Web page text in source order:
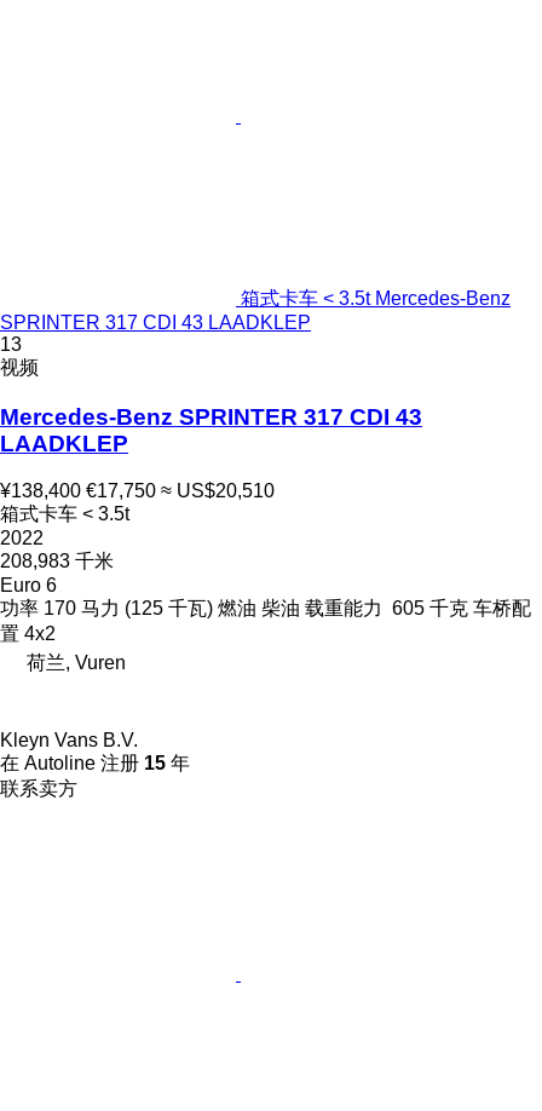
箱式卡车 < 3.5t Mercedes-Benz
SPRINTER 317 CDI 43 LAADKLEP
13
视频
Mercedes-Benz SPRINTER 317 CDI 43
LAADKLEP
¥138,400 €17,750 ≈ US$20,510
箱式卡车 < 3.5t
2022
208,983 千米
Euro 6
功率 170 马力 (125 千瓦) 燃油 柴油 载重能力 605 千克 车桥配
置 4x2
荷兰, Vuren
Kleyn Vans B.V.
在 Autoline 注册 15 年
联系卖方